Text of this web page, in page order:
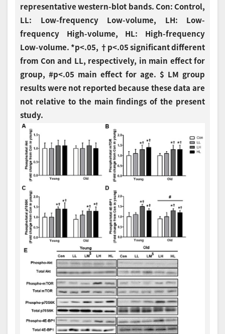
representative western-blot bands. Con: Control,
LL: Low-frequency Low-volume, LH: Low-
frequency High-volume, HL: High-frequency
Low-volume. *p<.05, †p<.05 significant different
from Con and LL, respectively, in main effect for
group, #p<.05 main effect for age. $ LM group
results were not reported because these data are
not relative to the main findings of the present
study.